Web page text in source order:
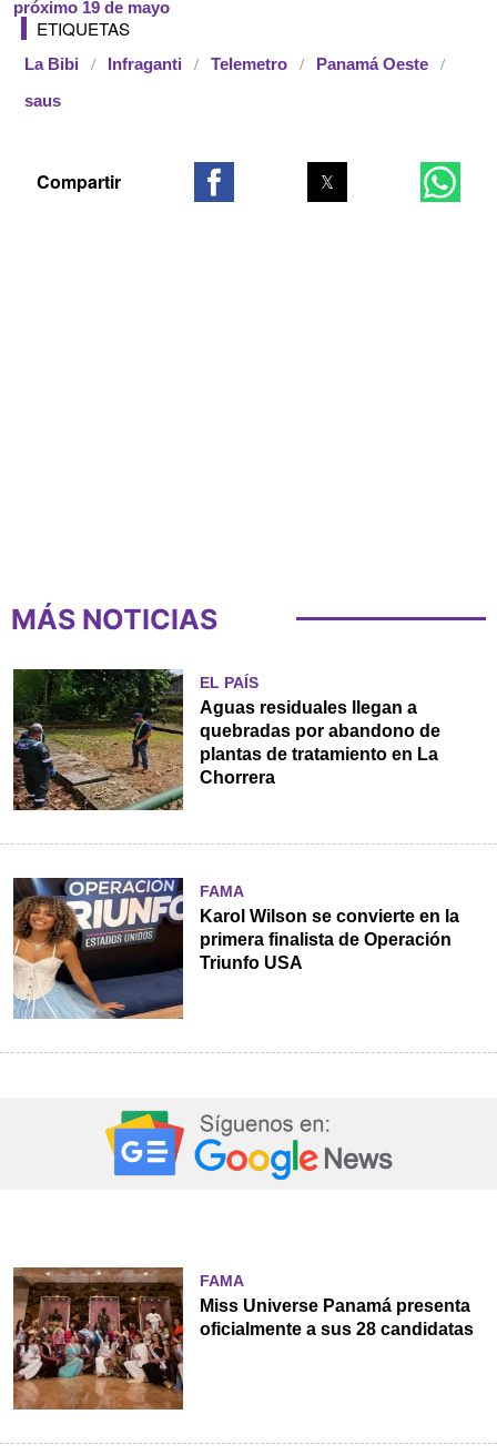
próximo 19 de mayo
ETIQUETAS
La Bibi Infraganti Telemetro Panamá Oeste
saus
MÁS NOTICIAS
EL PAÍS
Aguas residuales llegan a
quebradas por abandono de
plantas de tratamiento en La
Chorrera
FAMA
Karol Wilson se convierte en la
primera finalista de Operación
Triunfo USA
FAMA
Miss Universe Panamá presenta
oficialmente a sus 28 candidatas